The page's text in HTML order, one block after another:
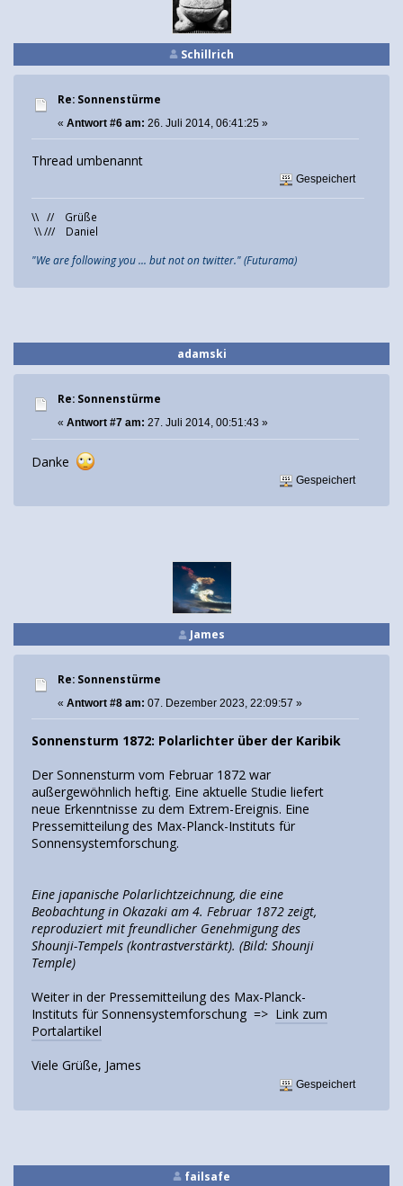
Schillrich
Re: Sonnenstürme
« Antwort #6 am: 26. Juli 2014, 06:41:25 »
Thread umbenannt
Gespeichert
\\ // Grüße
\\ /// Daniel
"We are following you ... but not on twitter." (Futurama)
adamski
Re: Sonnenstürme
« Antwort #7 am: 27. Juli 2014, 00:51:43 »
Danke
Gespeichert
James
Re: Sonnenstürme
« Antwort #8 am: 07. Dezember 2023, 22:09:57 »
Sonnensturm 1872: Polarlichter über der Karibik
Der Sonnensturm vom Februar 1872 war
außergewöhnlich heftig. Eine aktuelle Studie liefert
neue Erkenntnisse zu dem Extrem-Ereignis. Eine
Pressemitteilung des Max-Planck-Instituts für
Sonnensystemforschung.
Eine japanische Polarlichtzeichnung, die eine
Beobachtung in Okazaki am 4. Februar 1872 zeigt,
reproduziert mit freundlicher Genehmigung des
Shounji-Tempels (kontrastverstärkt). (Bild: Shounji
Temple)
Weiter in der Pressemitteilung des Max-Planck-
Instituts für Sonnensystemforschung => Link zum
Portalartikel
Viele Grüße, James
Gespeichert
failsafe